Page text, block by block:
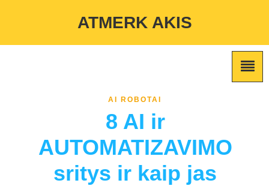
/home/atmerkakis/public_html/wp-content/themes/marketing-
ATMERK AKIS
AI ROBOTAI
8 AI ir
AUTOMATIZAVIMO
sritys ir kaip jas